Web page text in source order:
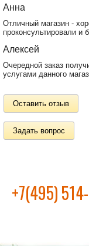
Анна
Отличный магазин -
проконсультировали и
Алексей
Очередной заказ
услугами данного
Оставить отзыв
Задать вопрос
+7(495)